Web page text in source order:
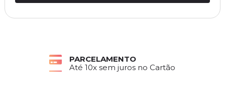
PARCELAMENTO
Até 10x sem juros no Cartão